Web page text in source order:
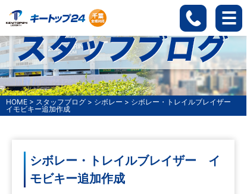
HOME > スタッフブログ > シボレー > シボレー・トレイルブレイザー
イモビキー追加作成
シボレー・トレイルブレイザー イ
モビキー追加作成